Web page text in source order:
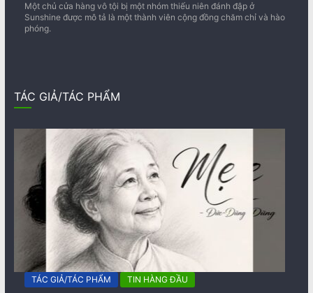
Một chủ cửa hàng vô tội bị một nhóm thiếu niên đánh đập ở
Sunshine được mô tả là một thành viên cộng đồng chăm chỉ và hào
phóng.
TÁC GIẢ/TÁC PHẨM
TÁC GIẢ/TÁC PHẨM TIN HÀNG ĐẦU